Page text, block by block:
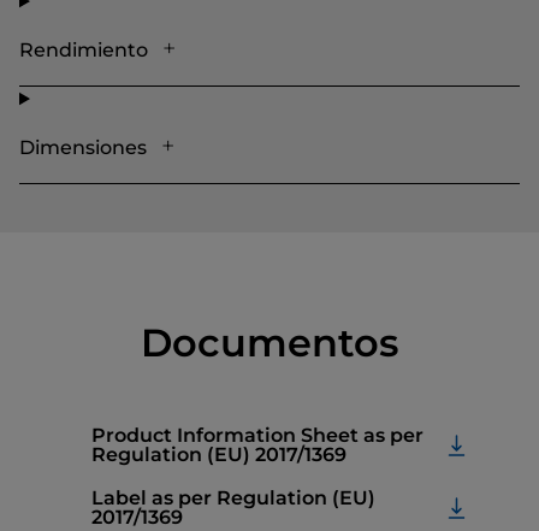
Rendimiento
Dimensiones
Documentos
Product Information Sheet as per
Regulation (EU) 2017/1369
Label as per Regulation (EU)
2017/1369